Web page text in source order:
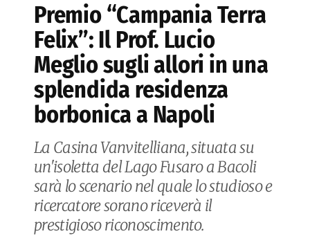
Premio “Campania Terra
Felix”: Il Prof. Lucio
Meglio sugli allori in una
splendida residenza
borbonica a Napoli
La Casina Vanvitelliana, situata su
un'isoletta del Lago Fusaro a Bacoli
sarà lo scenario nel quale lo studioso e
ricercatore sorano riceverà il
prestigioso riconoscimento.